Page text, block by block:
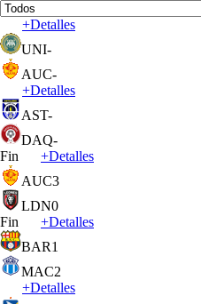
+Detalles
UNI-
AUC-
+Detalles
AST-
DAQ-
Fin
+Detalles
AUC3
LDN0
Fin
+Detalles
BAR1
MAC2
+Detalles